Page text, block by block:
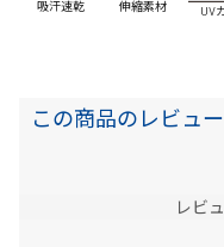
吸汗速乾 伸縮素材 UV
この商品のレビュー
レビ